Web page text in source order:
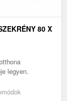
80 X
legyen.